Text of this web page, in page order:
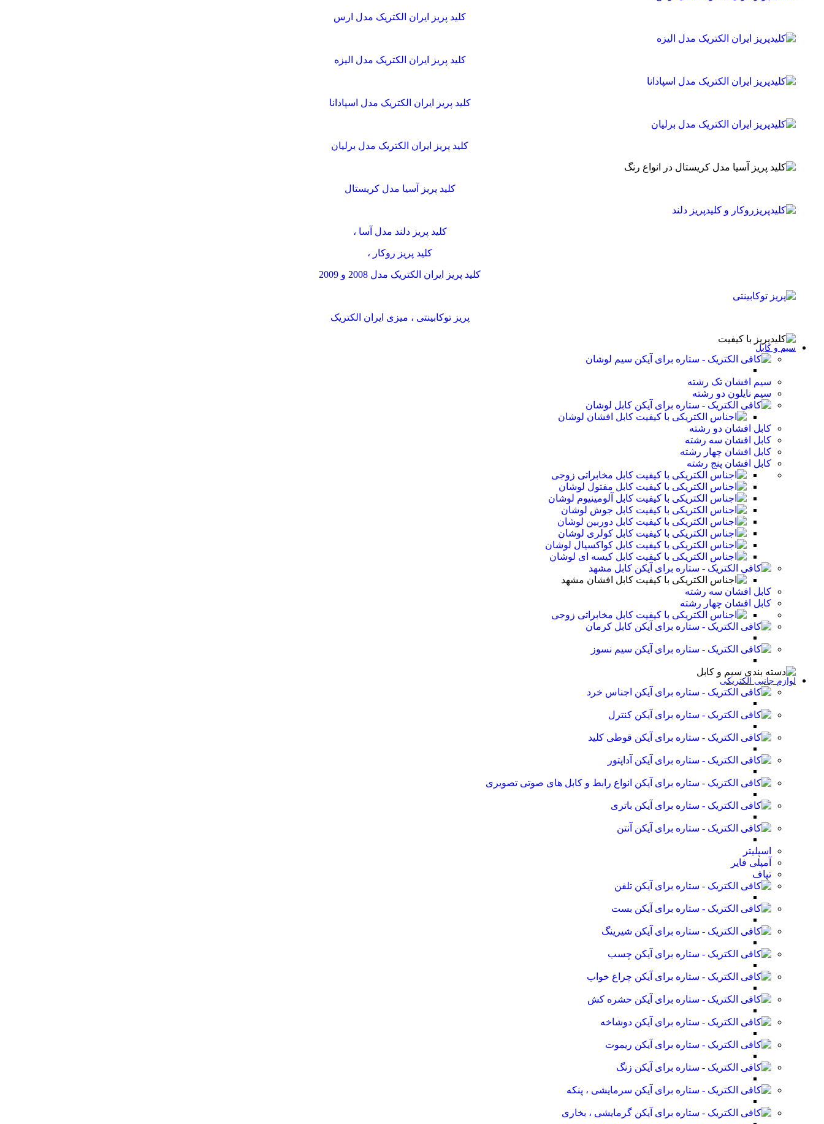
کلید پریز ایران الکتریک مدل ارس
کلید پریز ایران الکتریک مدل الیزه
کلید پریز ایران الکتریک مدل اسپادانا
کلید پریز ایران الکتریک مدل برلیان
کلید پریز آسیا مدل کریستال
کلید پریز دلند مدل آسا ،
کلید پریز روکار ،
کلید پریز ایران الکتریک مدل 2008 و 2009
پریز توکابینتی ، میزی ایران الکتریک
سیم و کابل
سیم لوشان
سیم افشان تک رشته
سیم نایلون دو رشته
کابل لوشان
کابل افشان لوشان
کابل افشان دو رشته
کابل افشان سه رشته
کابل افشان چهار رشته
کابل افشان پنج رشته
کابل مخابراتی زوجی
کابل مفتول لوشان
کابل آلومینیوم لوشان
کابل جوش لوشان
کابل دوربین لوشان
کابل کولری لوشان
کابل کواکسیال لوشان
کابل کیسه ای لوشان
کابل مشهد
کابل افشان مشهد
کابل افشان سه رشته
کابل افشان چهار رشته
کابل مخابراتی زوجی
کابل کرمان
سیم نسوز
لوازم جانبی الکتریکی
اجناس خرد
کنترل
قوطی کلید
آداپتور
انواع رابط و کابل های صوتی تصویری
باتری
آنتن
اسپلیتر
آمپلی فایر
تپاف
تلفن
بست
شیرینگ
چسب
چراغ خواب
حشره کش
دوشاخه
ریموت
زنگ
سرمایشی ، پنکه
گرمایشی ، بخاری